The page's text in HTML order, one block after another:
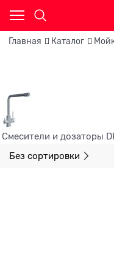
Главная Каталог
Смесители и дозаторы
Без сортировки